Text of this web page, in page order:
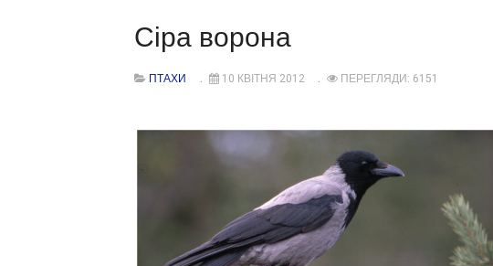
Сіра ворона
ПТАХИ 10 КВІТНЯ 2012 ПЕРЕГЛЯДИ: 6151